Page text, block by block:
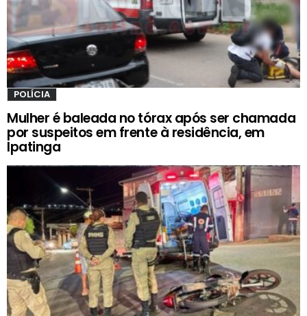
POLÍCIA
Mulher é baleada no tórax após ser chamada
por suspeitos em frente à residência, em
Ipatinga